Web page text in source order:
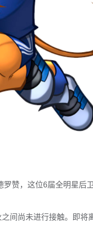
赞，这位6届全明星后
间尚未进行接触。即将